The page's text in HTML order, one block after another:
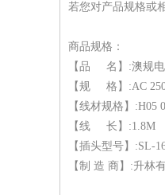
若您对产品规格或
商品规格：
【品 名】:澳规
【规 格】:AC
【线材规格】:H05
【线 长】:1.8M
【插头型号】:SL-
【制 造 商】:升林